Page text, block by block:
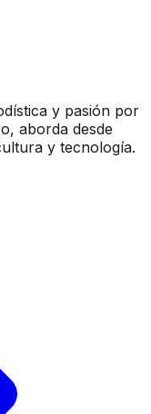
y pasión por
aborda desde
y tecnología.